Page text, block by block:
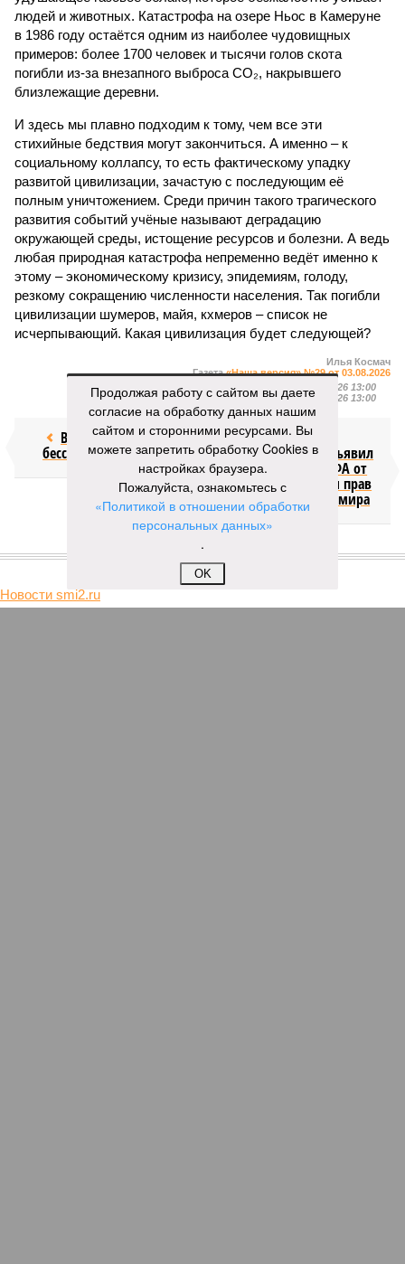
людей и животных. Катастрофа на озере Ньос в Камеруне
в 1986 году остаётся одним из наиболее чудовищных
примеров: более 1700 человек и тысячи голов скота
погибли из-за внезапного выброса CO₂, накрывшего
близлежащие деревни.
И здесь мы плавно подходим к тому, чем все эти
стихийные бедствия могут закончиться. А именно – к
социальному коллапсу, то есть фактическому упадку
развитой цивилизации, зачастую с последующим её
полным уничтожением. Среди причин такого трагического
развития событий учёные называют деградацию
окружающей среды, истощение ресурсов и болезни. А ведь
любая природная катастрофа непременно ведёт именно к
этому – экономическому кризису, эпидемиям, голоду,
резкому сокращению численности населения. Так погибли
цивилизации шумеров, майя, кхмеров – список не
исчерпывающий. Какая цивилизация будет следующей?
Илья Космач
Газета«Наша версия» №29 от 03.08.2026
Опубликовано:
05.08.2026 13:00
Отредактировано:05.08.2026 13:00
Возраст
бессмертия
Инфантино
отступил и объявил
об отказе ФИФА от
продажи доли прав
на чемпионат мира
КОММЕНТАРИИ
Новости smi2.ru
Версия //Общество //Мы могли бы жить сотни лет, но этого никогда не
Продолжая работу с сайтом вы даете
согласие на обработку данных нашим
сайтом и сторонними ресурсами. Вы
можете запретить обработку Cookies в
настройках браузера.
Пожалуйста, ознакомьтесь с
«Политикой в отношении обработки
персональных данных»
.
OK